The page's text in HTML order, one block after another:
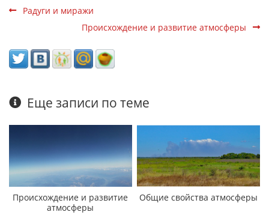
Радуги и миражи
Происхождение и развитие атмосферы
Еще записи по теме
Происхождение и развитие
атмосферы
Общие свойства атмосферы